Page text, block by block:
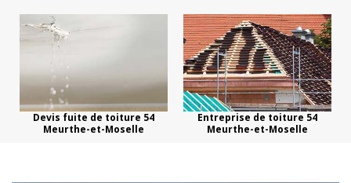
Devis fuite de toiture 54
Meurthe-et-Moselle
Entreprise de toiture 54
Meurthe-et-Moselle